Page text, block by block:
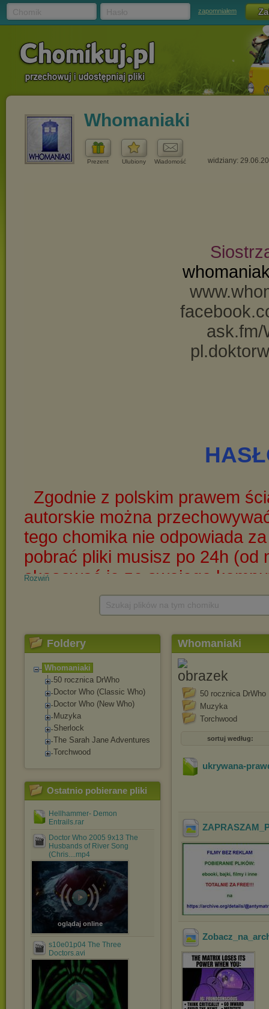
zapomniałem
Whomaniaki
Prezent Ulubiony Wiadomość widziany:
Rozwiń
Foldery
Whomaniaki
50 rocznica DrWho
Doctor Who (Classic Who)
Doctor Who (New Who)
Muzyka
Sherlock
The Sarah Jane Adventures
Torchwood
Ostatnio pobierane pliki
Hellhammer- Demon
Entrails.rar
Doctor Who 2005 9x13 The
Husbands of River Song
(Chris....mp4
oglądaj online
s10e01p04 The Three
Doctors.avi
Whomaniaki
50 rocznica DrWho
Muzyka
Torchwood
sortuj według:
ukrywana-